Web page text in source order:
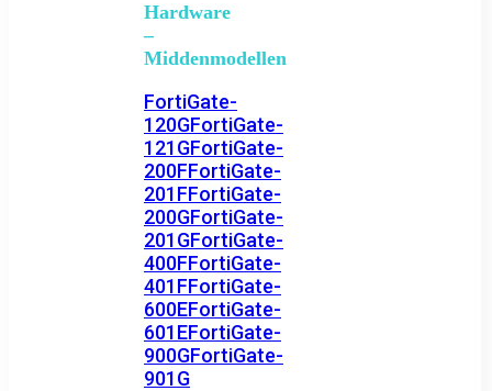
Hardware
–
Middenmodellen
FortiGate-
120GFortiGate-
121GFortiGate-
200FFortiGate-
201FFortiGate-
200GFortiGate-
201GFortiGate-
400FFortiGate-
401FFortiGate-
600EFortiGate-
601EFortiGate-
900GFortiGate-
901G